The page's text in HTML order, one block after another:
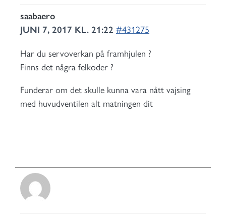
saabaero
JUNI 7, 2017 KL. 21:22 #431275
Har du servoverkan på framhjulen ?
Finns det några felkoder ?
Funderar om det skulle kunna vara nått vajsing
med huvudventilen alt matningen dit